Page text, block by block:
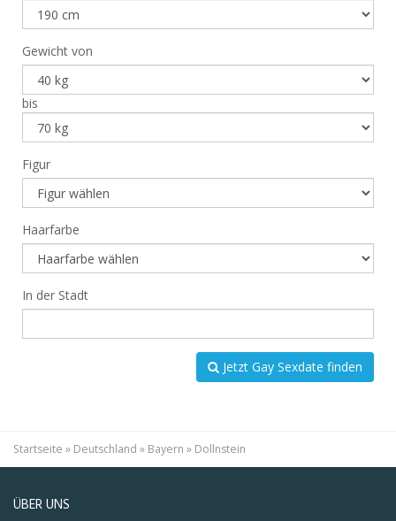
Gewicht von
bis
Figur
Haarfarbe
In der Stadt
Jetzt Gay Sexdate finden
Startseite » Deutschland » Bayern » Dollnstein
ÜBER UNS